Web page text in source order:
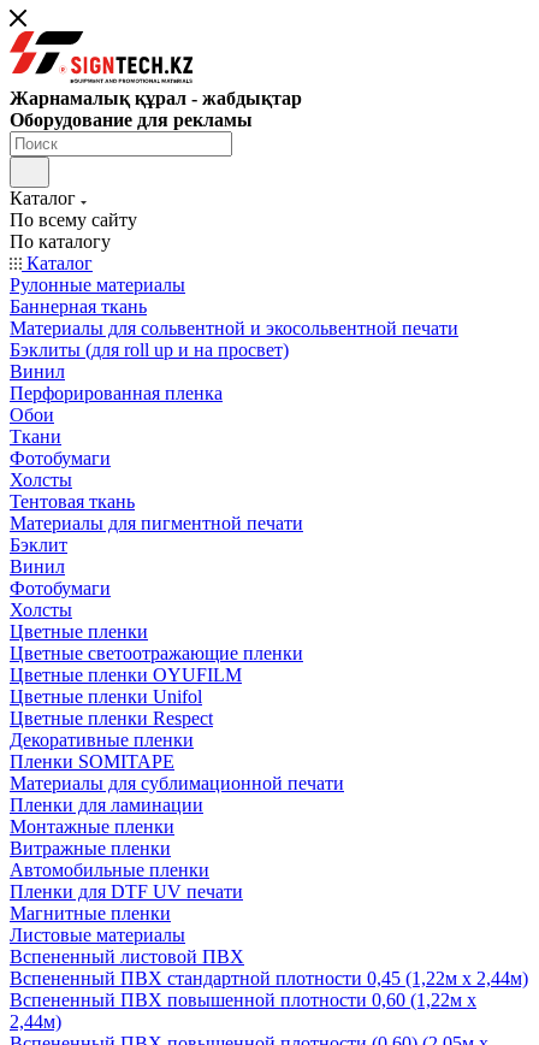
Жарнамалық құрал - жабдықтар
Оборудование для рекламы
Каталог
По всему сайту
По каталогу
Каталог
Рулонные материалы
Баннерная ткань
Материалы для сольвентной и экосольвентной печати
Бэклиты (для roll up и на просвет)
Винил
Перфорированная пленка
Обои
Ткани
Фотобумаги
Холсты
Тентовая ткань
Материалы для пигментной печати
Бэклит
Винил
Фотобумаги
Холсты
Цветные пленки
Цветные светоотражающие пленки
Цветные пленки OYUFILM
Цветные пленки Unifol
Цветные пленки Respect
Декоративные пленки
Пленки SOMITAPE
Материалы для сублимационной печати
Пленки для ламинации
Монтажные пленки
Витражные пленки
Автомобильные пленки
Пленки для DTF UV печати
Магнитные пленки
Листовые материалы
Вспененный листовой ПВХ
Вспененный ПВХ стандартной плотности 0,45 (1,22м х 2,44м)
Вспененный ПВХ повышенной плотности 0,60 (1,22м х
2,44м)